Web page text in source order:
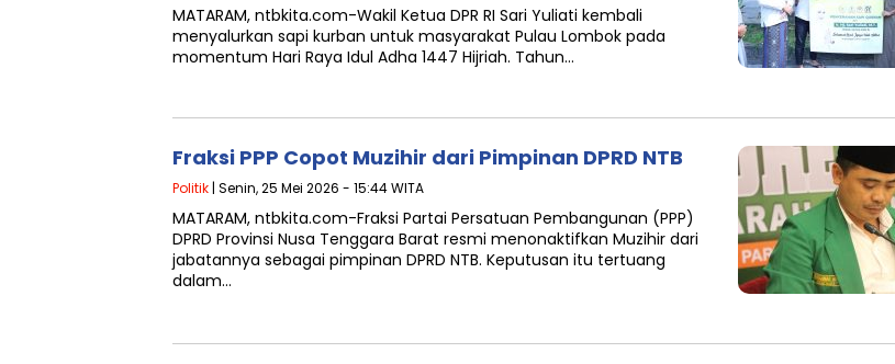
MATARAM, ntbkita.com-Wakil Ketua DPR RI Sari Yuliati kembali
menyalurkan sapi kurban untuk masyarakat Pulau Lombok pada
momentum Hari Raya Idul Adha 1447 Hijriah. Tahun…
Fraksi PPP Copot Muzihir dari Pimpinan DPRD NTB
Politik | Senin, 25 Mei 2026 - 15:44 WITA
MATARAM, ntbkita.com-Fraksi Partai Persatuan Pembangunan (PPP)
DPRD Provinsi Nusa Tenggara Barat resmi menonaktifkan Muzihir dari
jabatannya sebagai pimpinan DPRD NTB. Keputusan itu tertuang
dalam…